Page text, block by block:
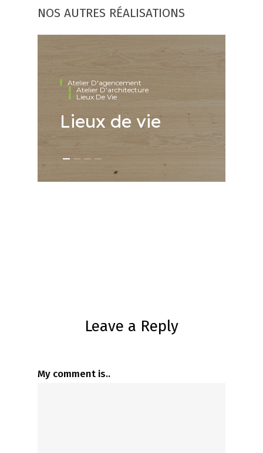
NOS AUTRES RÉALISATIONS
Atelier D'agencement
Atelier D'architecture
Lieux De Vie
Lieux de vie
Leave a Reply
My comment is..